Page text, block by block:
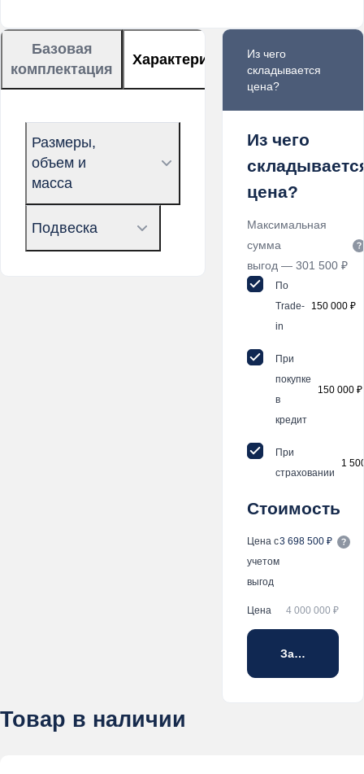
Базовая
комплектация
Характеристики Описание
Размеры,
объем и
масса
Подвеска
Из чего
складывается
цена?
Из чего
цена?
Максимальная
сумма
выгод — 301 500 ₽
По
Trade-
in
150 000 ₽
При
покупке
в
кредит
150 000 ₽
При
страховании
1
Стоимость
Цена с
учетом
выгод
3 698 500 ₽
Цена 4 000 000 ₽
Товар в наличии